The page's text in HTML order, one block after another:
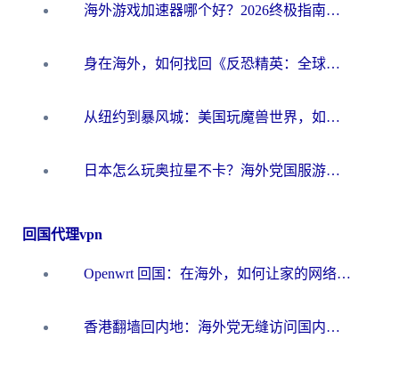
海外游戏加速器哪个好？2026终极指南帮你畅玩国服+解决卡顿难题
身在海外，如何找回《反恐精英：全球攻势》国服的丝滑手感？一份给你的终极指南
从纽约到暴风城：美国玩魔兽世界，如何找到你的最佳网络航线
日本怎么玩奥拉星不卡？海外党国服游戏加速器选择全攻略
回国代理vpn
Openwrt 回国：在海外，如何让家的网络触手可及
香港翻墙回内地：海外党无缝访问国内资源的加速器选择全攻略